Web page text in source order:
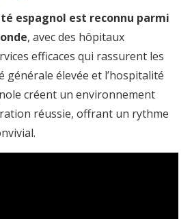
espagnol est reconnu parmi
, avec des hôpitaux
efficaces qui rassurent les
générale élevée et l’hospitalité
créent un environnement
réussie, offrant un rythme